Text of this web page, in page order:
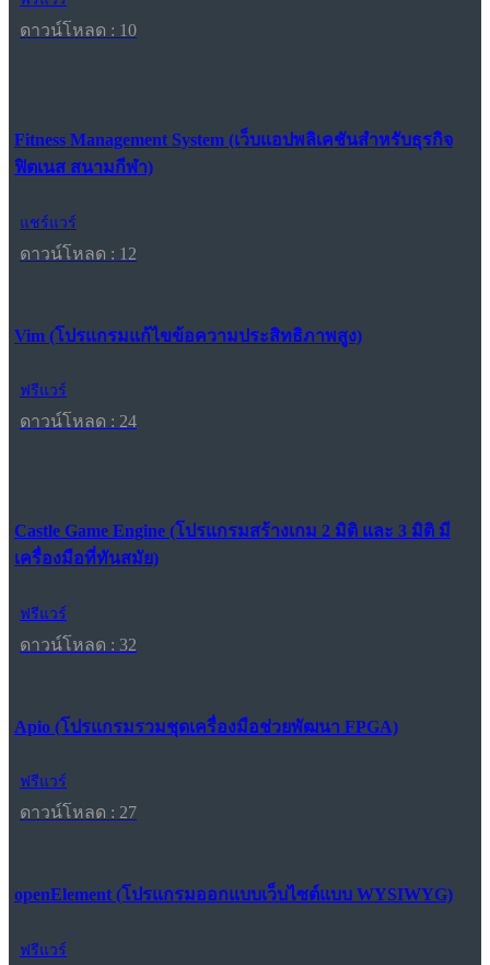
ดาวน์โหลด : 10
Fitness Management System (เว็บแอปพลิเคชันสำหรับธุรกิจ
ฟิตเนส สนามกีฬา)
แชร์แวร์
ดาวน์โหลด : 12
Vim (โปรแกรมแก้ไขข้อความประสิทธิภาพสูง)
ฟรีแวร์
ดาวน์โหลด : 24
Castle Game Engine (โปรแกรมสร้างเกม 2 มิติ และ 3 มิติ มี
เครื่องมือที่ทันสมัย)
ฟรีแวร์
ดาวน์โหลด : 32
Apio (โปรแกรมรวมชุดเครื่องมือช่วยพัฒนา FPGA)
ฟรีแวร์
ดาวน์โหลด : 27
openElement (โปรแกรมออกแบบเว็บไซต์แบบ WYSIWYG)
ฟรีแวร์